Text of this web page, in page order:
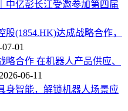
中亿彭长江受邀参加第四届
(1854.HK)达成战略合作，
01
合作 在机器人产品供应、
2026-06-11
身智能，解锁机器人场景应